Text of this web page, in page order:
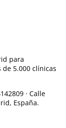
para
5.000 clínicas
· Calle
España.